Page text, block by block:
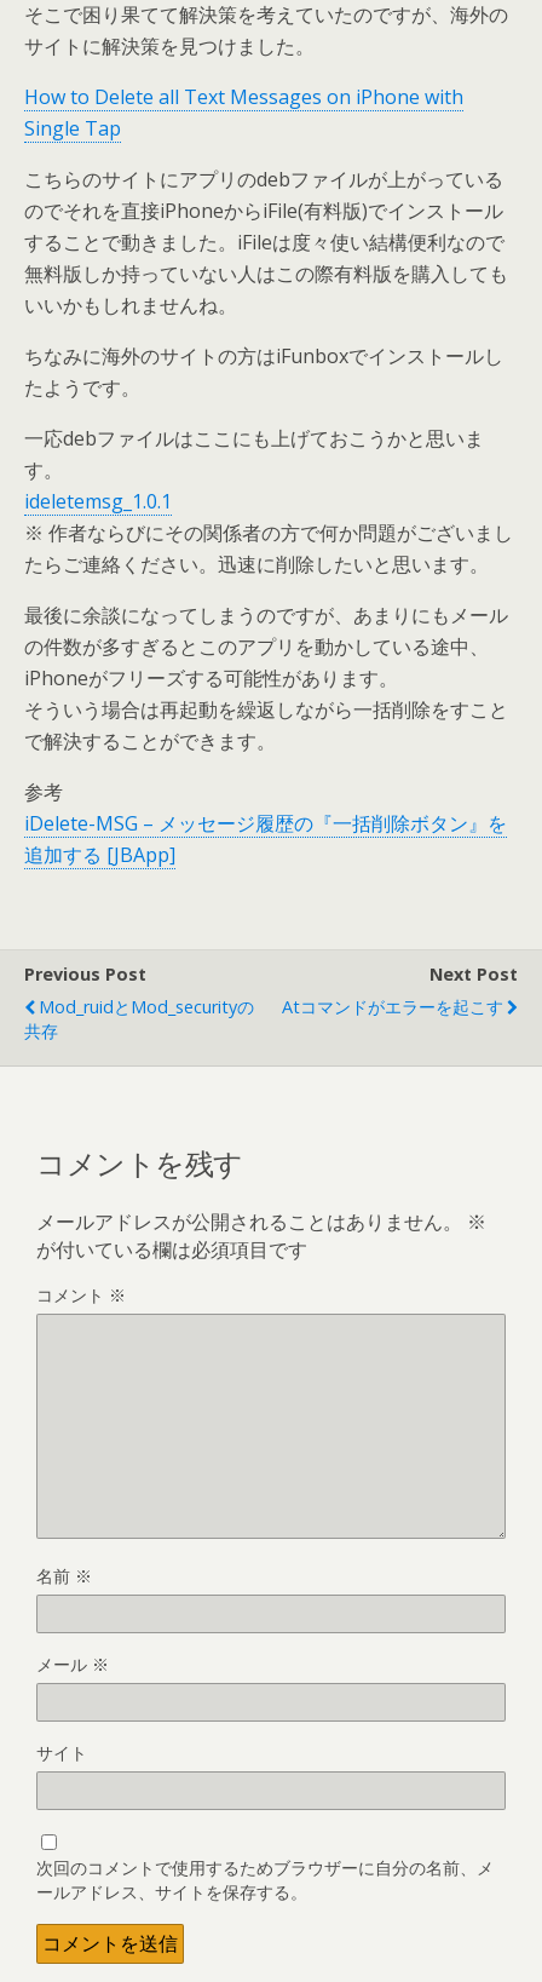
そこで困り果てて解決策を考えていたのですが、海外の
サイトに解決策を見つけました。
How to Delete all Text Messages on iPhone with
Single Tap
こちらのサイトにアプリのdebファイルが上がっている
のでそれを直接iPhoneからiFile(有料版)でインストール
することで動きました。iFileは度々使い結構便利なので
無料版しか持っていない人はこの際有料版を購入しても
いいかもしれませんね。
ちなみに海外のサイトの方はiFunboxでインストールし
たようです。
一応debファイルはここにも上げておこうかと思いま
す。
ideletemsg_1.0.1
※ 作者ならびにその関係者の方で何か問題がございまし
たらご連絡ください。迅速に削除したいと思います。
最後に余談になってしまうのですが、あまりにもメール
の件数が多すぎるとこのアプリを動かしている途中、
iPhoneがフリーズする可能性があります。
そういう場合は再起動を繰返しながら一括削除をすこと
で解決することができます。
参考
iDelete-MSG – メッセージ履歴の『一括削除ボタン』を
追加する [JBApp]
Previous Post
Mod_ruidとmod_securityの
共存
Next Post
Atコマンドがエラーを起こす
コメントを残す
メールアドレスが公開されることはありません。
※
が付いている欄は必須項目です
コメント ※
名前 ※
メール ※
サイト
次回のコメントで使用するためブラウザーに自分の名前、メ
ールアドレス、サイトを保存する。